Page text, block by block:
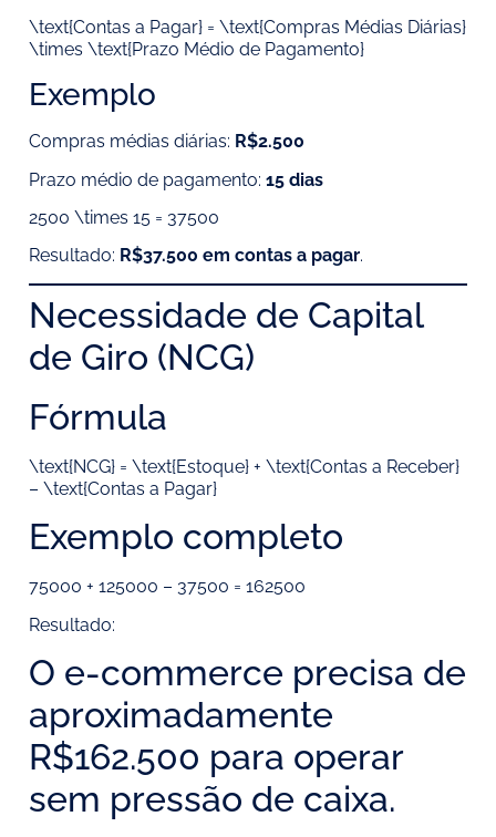
\text{Contas a Pagar} = \text{Compras Médias Diárias}
\times \text{Prazo Médio de Pagamento}
Exemplo
Compras médias diárias: R$2.500
Prazo médio de pagamento: 15 dias
2500 \times 15 = 37500
Resultado: R$37.500 em contas a pagar.
Necessidade de Capital
de Giro (NCG)
Fórmula
\text{NCG} = \text{Estoque} + \text{Contas a Receber}
– \text{Contas a Pagar}
Exemplo completo
75000 + 125000 – 37500 = 162500
Resultado:
O e-commerce precisa de
aproximadamente
R$162.500 para operar
sem pressão de caixa.